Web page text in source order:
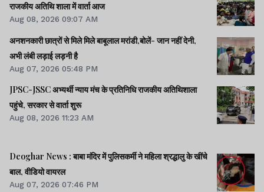
राजकीय अतिथि शाला में वार्ता आज
Aug 08, 2026 09:07 AM
अनशनकारी छात्रों से मिले मिले बाबूलाल मरांडी,बोलें- जान नहीं देनी,
अभी लंबी लड़ाई लड़नी है
Aug 07, 2026 05:48 PM
JPSC-JSSC अभ्यर्थी न्याय मंच के प्रतिनिधि राजकीय अतिथिशाला
पहुंचे, सरकार से वार्ता शुरू
Aug 08, 2026 11:23 AM
Deoghar News : बाबा मंदिर में पुलिसकर्मी ने महिला श्रद्धालु के खींचे
बाल, वीडियो वायरल
Aug 07, 2026 07:46 PM